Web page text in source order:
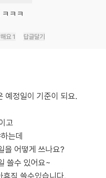
ㅋㅋ
요 1 답글달기
예정일이 기준이 되요.
고
는데
을 어떻게 쓰나요?
쓸수 있어요~
휴직 쓸수있습니다.